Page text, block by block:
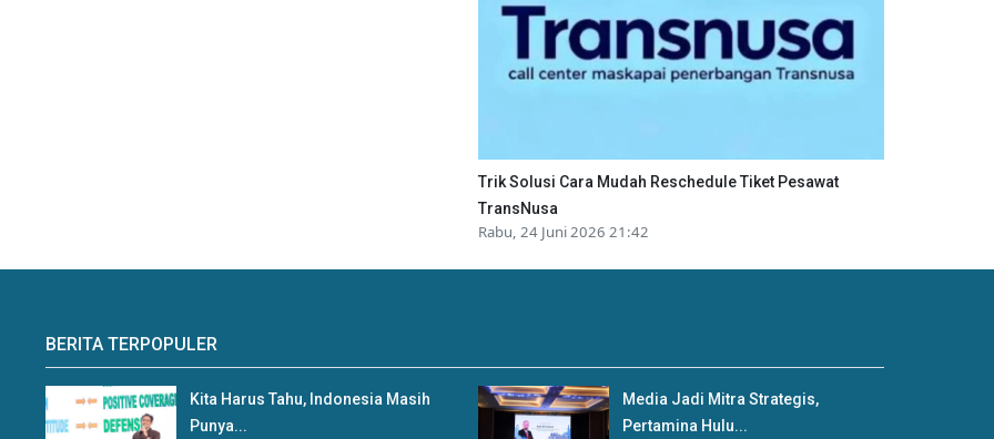
Trik Solusi Cara Mudah Reschedule Tiket Pesawat
TransNusa
Rabu, 24 Juni 2026 21:42
BERITA TERPOPULER
Kita Harus Tahu, Indonesia Masih
Punya...
Media Jadi Mitra Strategis,
Pertamina Hulu...